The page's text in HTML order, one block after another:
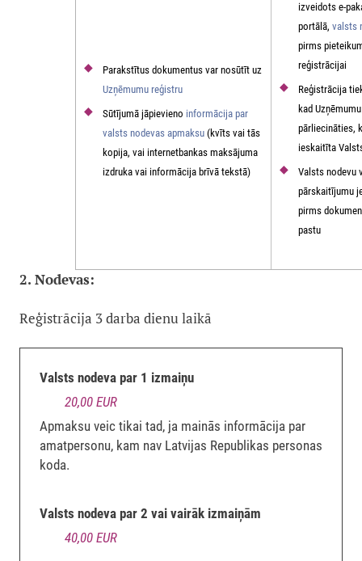
Parakstītus dokumentus var nosūtīt uz
Uzņēmumu reģistru
Sūtījumā jāpievieno informācija par
valsts nodevas apmaksu (kvīts vai tās
kopija, vai internetbankas maksājuma
izdruka vai informācija brīvā tekstā)
izveidots e-
portālā, valsts
pirms
reģistrācijai
Reģistrācija
kad
pārliecināties,
ieskaitīta
Valsts nodevu
pārskaitījumu
pirms
pastu
2. Nodevas:
Reģistrācija 3 darba dienu laikā
Valsts nodeva par 1 izmaiņu
20,00 EUR
Apmaksu veic tikai tad, ja mainās informācija par
amatpersonu, kam nav Latvijas Republikas personas
koda.
Valsts nodeva par 2 vai vairāk izmaiņām
40,00 EUR